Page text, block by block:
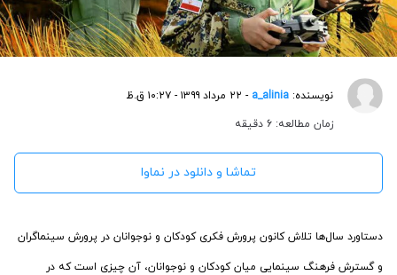
نویسنده: a_alinia - ۲۲ مرداد ۱۳۹۹ - ۱۰:۲۷ ق.ظ
زمان مطالعه: 6 دقیقه
تماشا و دانلود در نماوا
دستاورد سال‌ها تلاش کانون پرورش فکری کودکان و نوجوانان در پرورش سینماگران
و گسترش فرهنگ سینمایی میان کودکان و نوجوانان، آن چیزی است که در